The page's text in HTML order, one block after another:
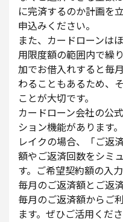
に完済するのか計画を
申込みください。
また、カードローンは
用限度額の範囲内で繰
加でお借入れすると毎
わることもあるため、
ことが大切です。
カードローン会社の公
ション機能があります。
レイクの場合、「ご返
額やご返済回数をシミ
す。ご希望契約額の入
毎月のご返済額とご返
毎月のご返済額からご
ます。ぜひご活用くださ